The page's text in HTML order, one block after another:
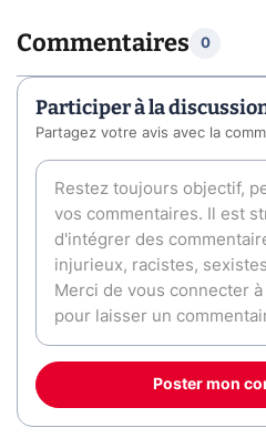
Commentaires 0
Participer à la
Partagez votre avis avec la
Poster mon